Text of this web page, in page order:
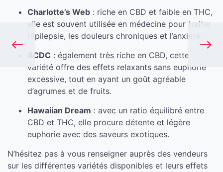
Charlotte’s Web : riche en CBD et faible en THC,
elle est souvent utilisée en médecine pour traiter
l’épilepsie, les douleurs chroniques et l’anxiété.
ACDC : également très riche en CBD, cette
variété offre des effets relaxants sans euphorie
excessive, tout en ayant un goût agréable
d’agrumes et de fruits.
Hawaiian Dream : avec un ratio équilibré entre
CBD et THC, elle procure détente et légère
euphorie avec des saveurs exotiques.
N’hésitez pas à vous renseigner auprès des vendeurs
sur les différentes variétés disponibles et leurs effets